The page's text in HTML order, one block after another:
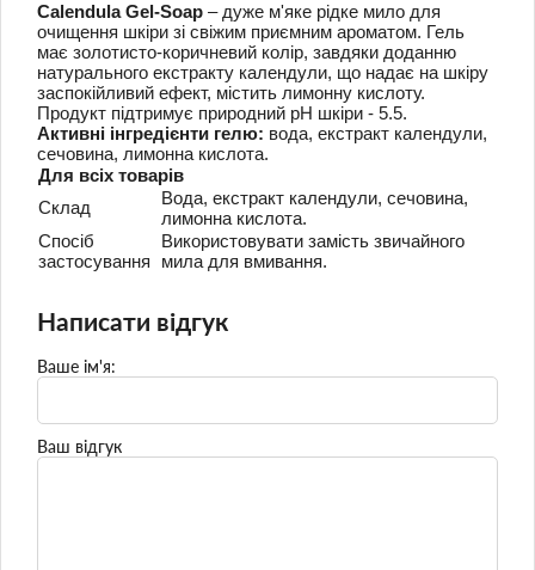
Calendula Gel-Soap – дуже м'яке рідке мило для
очищення шкіри зі свіжим приємним ароматом. Гель
має золотисто-коричневий колір, завдяки доданню
натурального екстракту календули, що надає на шкіру
заспокійливий ефект, містить лимонну кислоту.
Продукт підтримує природний рН шкіри - 5.5.
Активні інгредієнти гелю: вода, екстракт календули,
сечовина, лимонна кислота.
Для всіх товарів
Склад
Вода, екстракт календули, сечовина,
лимонна кислота.
Спосіб
застосування
Використовувати замість звичайного
мила для вмивання.
Написати відгук
Ваше ім'я:
Ваш відгук